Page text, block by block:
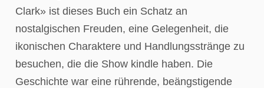
Clark» ist dieses Buch ein Schatz an
nostalgischen Freuden, eine Gelegenheit, die
ikonischen Charaktere und Handlungsstränge zu
besuchen, die die Show kindle haben. Die
Geschichte war eine rührende, beängstigende